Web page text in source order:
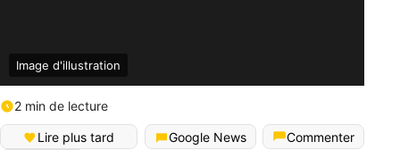
Image d'illustration
2 min de lecture
Lire plus tard Google News
Commenter